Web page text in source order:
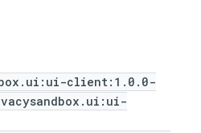
client:1.0.0-